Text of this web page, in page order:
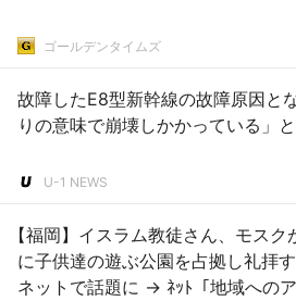
ゴールデンタイムズ
故障したE8型新幹線の故障原因と
りの意味で崩壊しかかっている」
U-1 NEWS
【福岡】イスラム教徒さん、モスク
に子供達の遊ぶ公園を占拠し礼拝
ネットで話題に → ﾈｯﾄ「地域への